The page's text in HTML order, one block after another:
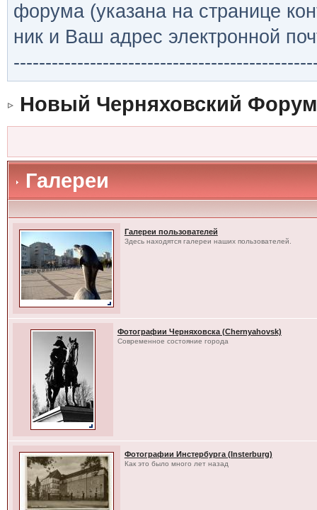
форума (указана на странице
ник и Ваш адрес электронной
Новый Черняховский Форум
Галереи
Галереи пользователей
Здесь находятся галереи наших пользователей.
Фотографии Черняховска (Chernyahovsk)
Современное состояние города
Фотографии Инстербурга (Insterburg)
Как это было много лет назад